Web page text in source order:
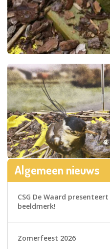
Algemeen nieuws
CSG De Waard
beeldmerk!
Zomerfeest 2026